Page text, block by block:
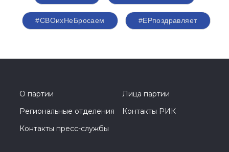
#СВОихНеБросаем #ЕРпоздравляет
О партии
Лица партии
Региональные отделения
Контакты РИК
Контакты пресс-службы